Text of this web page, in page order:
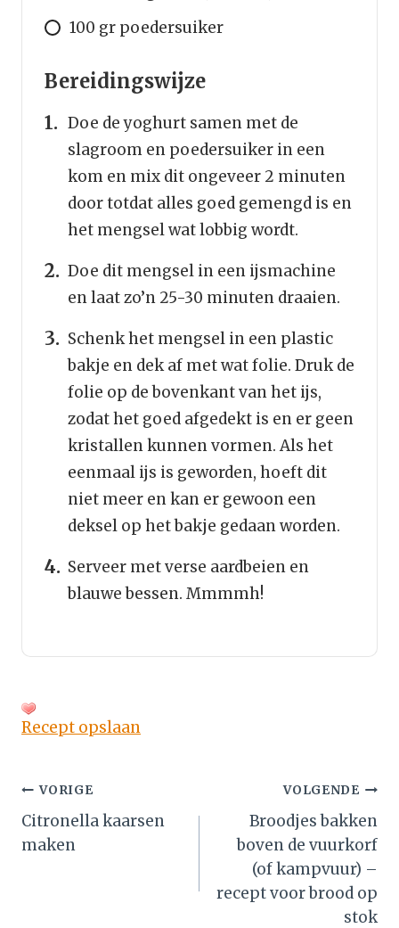
100 gr poedersuiker
Bereidingswijze
Doe de yoghurt samen met de
slagroom en poedersuiker in een
kom en mix dit ongeveer 2 minuten
door totdat alles goed gemengd is en
het mengsel wat lobbig wordt.
Doe dit mengsel in een ijsmachine
en laat zo’n 25-30 minuten draaien.
Schenk het mengsel in een plastic
bakje en dek af met wat folie. Druk de
folie op de bovenkant van het ijs,
zodat het goed afgedekt is en er geen
kristallen kunnen vormen. Als het
eenmaal ijs is geworden, hoeft dit
niet meer en kan er gewoon een
deksel op het bakje gedaan worden.
Serveer met verse aardbeien en
blauwe bessen. Mmmmh!
Recept opslaan
Bericht
navigatie
VORIGE
Citronella kaarsen
maken
VOLGENDE
Broodjes bakken
boven de vuurkorf
(of kampvuur) –
recept voor brood op
stok